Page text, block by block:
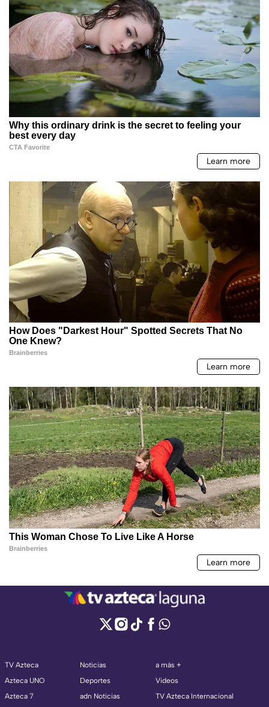
TV Azteca
Azteca UNO
Azteca 7
Noticias
Deportes
adn Noticias
a más +
Videos
TV Azteca Internacional